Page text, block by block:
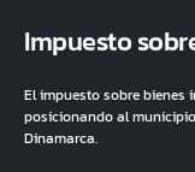
Impuesto
El impuesto sobre bienes
posicionando al
Dinamarca.